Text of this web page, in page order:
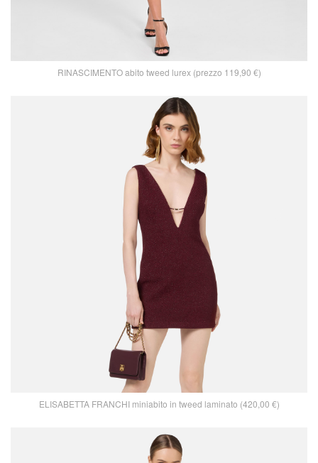
RINASCIMENTO abito tweed lurex (prezzo 119,90 €)
ELISABETTA FRANCHI miniabito in tweed laminato (420,00 €)